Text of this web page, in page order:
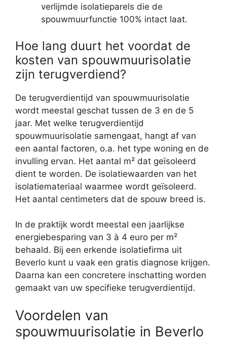
verlijmde isolatieparels die de
spouwmuurfunctie 100% intact laat.
Hoe lang duurt het voordat de
kosten van spouwmuurisolatie
zijn terugverdiend?
De terugverdientijd van spouwmuurisolatie
wordt meestal geschat tussen de 3 en de 5
jaar. Met welke terugverdientijd
spouwmuurisolatie samengaat, hangt af van
een aantal factoren, o.a. het type woning en de
invulling ervan. Het aantal m² dat geïsoleerd
dient te worden. De isolatiewaarden van het
isolatiemateriaal waarmee wordt geïsoleerd.
Het aantal centimeters dat de spouw breed is.
In de praktijk wordt meestal een jaarlijkse
energiebesparing van 3 à 4 euro per m²
behaald. Bij een erkende isolatiefirma uit
Beverlo kunt u vaak een gratis diagnose krijgen.
Daarna kan een concretere inschatting worden
gemaakt van uw specifieke terugverdientijd.
Voordelen van
spouwmuurisolatie in Beverlo